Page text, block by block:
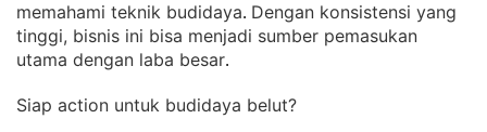
memahami teknik budidaya. Dengan konsistensi yang
tinggi, bisnis ini bisa menjadi sumber pemasukan
utama dengan laba besar.
Siap action untuk budidaya belut?